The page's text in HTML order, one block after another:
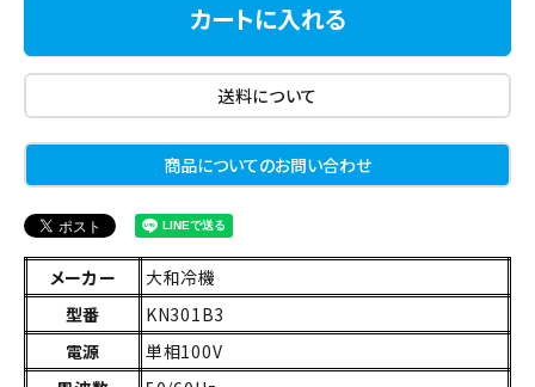
カートに入れる
送料について
商品についてのお問い合わせ
メーカー
大和冷機
型番
KN301B3
電源
単相100V